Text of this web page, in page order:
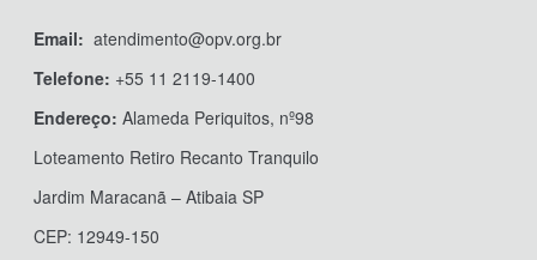
Email: atendimento@opv.org.br
Telefone: +55 11 2119-1400
Endereço:Alameda Periquitos, nº98
Loteamento Retiro Recanto Tranquilo
Jardim Maracanã – Atibaia SP
CEP: 12949-150